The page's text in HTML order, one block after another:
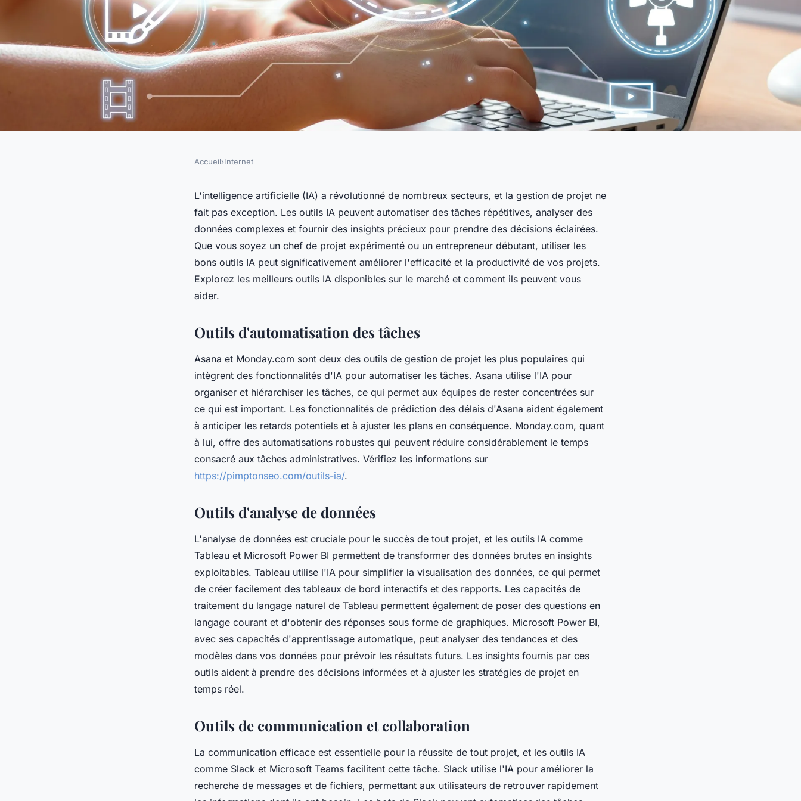
Quels sont les meilleurs outils IA pour
Accueil›Internet
L'intelligence artificielle (IA) a révolutionné de nombreux secteurs, et la gestion de projet ne
fait pas exception. Les outils IA peuvent automatiser des tâches répétitives, analyser des
données complexes et fournir des insights précieux pour prendre des décisions éclairées.
Que vous soyez un chef de projet expérimenté ou un entrepreneur débutant, utiliser les
bons outils IA peut significativement améliorer l'efficacité et la productivité de vos projets.
Explorez les meilleurs outils IA disponibles sur le marché et comment ils peuvent vous
aider.
Outils d'automatisation des tâches
Asana et Monday.com sont deux des outils de gestion de projet les plus populaires qui
intègrent des fonctionnalités d'IA pour automatiser les tâches. Asana utilise l'IA pour
organiser et hiérarchiser les tâches, ce qui permet aux équipes de rester concentrées sur
ce qui est important. Les fonctionnalités de prédiction des délais d'Asana aident également
à anticiper les retards potentiels et à ajuster les plans en conséquence. Monday.com, quant
à lui, offre des automatisations robustes qui peuvent réduire considérablement le temps
consacré aux tâches administratives. Vérifiez les informations sur
https://pimptonseo.com/outils-ia/.
Outils d'analyse de données
L'analyse de données est cruciale pour le succès de tout projet, et les outils IA comme
Tableau et Microsoft Power BI permettent de transformer des données brutes en insights
exploitables. Tableau utilise l'IA pour simplifier la visualisation des données, ce qui permet
de créer facilement des tableaux de bord interactifs et des rapports. Les capacités de
traitement du langage naturel de Tableau permettent également de poser des questions en
langage courant et d'obtenir des réponses sous forme de graphiques. Microsoft Power BI,
avec ses capacités d'apprentissage automatique, peut analyser des tendances et des
modèles dans vos données pour prévoir les résultats futurs. Les insights fournis par ces
outils aident à prendre des décisions informées et à ajuster les stratégies de projet en
temps réel.
Outils de communication et collaboration
La communication efficace est essentielle pour la réussite de tout projet, et les outils IA
comme Slack et Microsoft Teams facilitent cette tâche. Slack utilise l'IA pour améliorer la
recherche de messages et de fichiers, permettant aux utilisateurs de retrouver rapidement